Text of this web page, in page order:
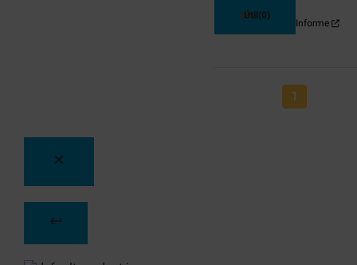
Útil(0)
Informe
1